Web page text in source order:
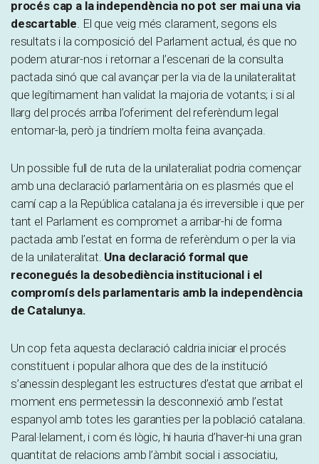
procés cap a la independència no pot ser mai una via
descartable . El que veig més clarament, segons els
resultats i la composició del Parlament actual, és que no
podem aturar-nos i retornar a l’escenari de la consulta
pactada sinó que cal avançar per la via de la unilateralitat
que legítimament han validat la majoria de votants; i si al
llarg del procés arriba l’oferiment del referèndum legal
entomar-la, però ja tindríem molta feina avançada.
Un possible full de ruta de la unilateraliat podria començar
amb una declaració parlamentària on es plasmés que el
camí cap a la República catalana ja és irreversible i que per
tant el Parlament es compromet a arribar-hi de forma
pactada amb l’estat en forma de referèndum o per la via
de la unilateralitat. Una declaració formal que
reconegués la desobediència institucional i el
compromís dels parlamentaris amb la independència
de Catalunya.
Un cop feta aquesta declaració caldria iniciar el procés
constituent i popular alhora que des de la institució
s’anessin desplegant les estructures d’estat que arribat el
moment ens permetessin la desconnexió amb l’estat
espanyol amb totes les garanties per la població catalana.
Paral·lelament, i com és lògic, hi hauria d’haver-hi una gran
quantitat de relacions amb l’àmbit social i associatiu,